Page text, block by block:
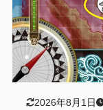
2026年8月1日